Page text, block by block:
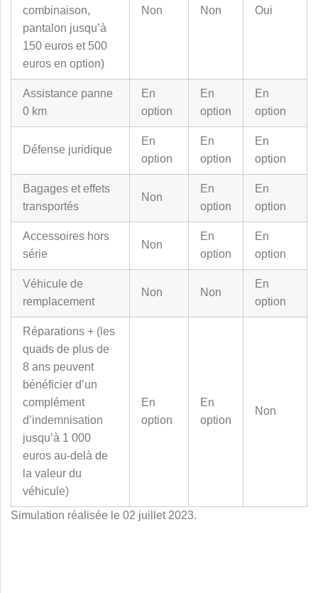
combinaison,
pantalon jusqu’à
150 euros et 500
euros en option)
Non Non Oui
Assistance panne
0 km
En
option
En
option
En
option
Défense juridique
En
option
En
option
En
option
Bagages et effets
transportés
Non
En
option
En
option
Accessoires hors
série
Non
En
option
En
option
Véhicule de
remplacement
Non Non
En
option
Réparations + (les
quads de plus de
8 ans peuvent
bénéficier d’un
complément
d’indemnisation
jusqu’à 1 000
euros au-delà de
la valeur du
véhicule)
En
option
En
option
Non
Simulation réalisée le 02 juillet 2023.